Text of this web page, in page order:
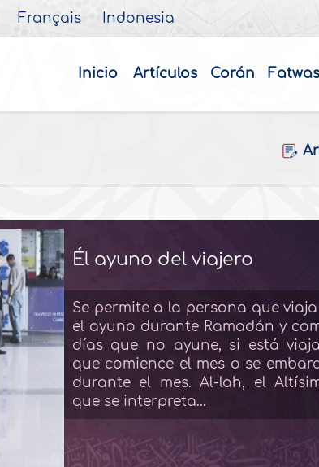
Français Indonesia
Inicio Artículos Corán Fatwas
Él ayuno del viajero
Se permite a la persona que
el ayuno durante Ramadán y
días que no ayune, si está
que comience el mes o se
durante el mes. Al-lah, el
que se interpreta...